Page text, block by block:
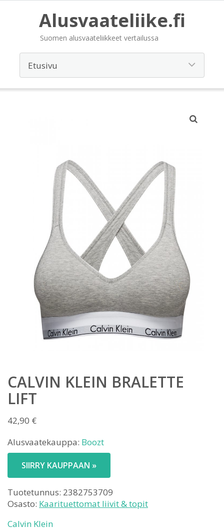
Alusvaateliike.fi
Suomen alusvaateliikkeet vertailussa
CALVIN KLEIN BRALETTE
LIFT
42,90 €
Alusvaatekauppa: Boozt
SIIRRY KAUPPAAN »
Tuotetunnus: 2382753709
Osasto: Kaarituettomat liivit & topit
Calvin Klein